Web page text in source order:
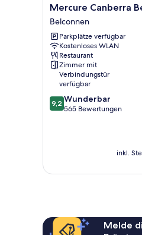
Mercure
Canberra
Belconnen
Belconnen
Mercure Canberra
Belconnen
Parkplätze verfügbar
Kostenloses WLAN
Restaurant
Zimmer mit
Verbindungstür
verfügbar
9.2
von
9,2 Wunderbar
565 Bewertungen
inkl.
Melde